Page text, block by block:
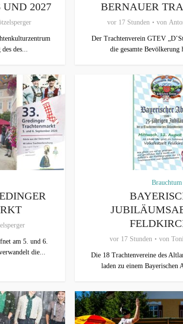
UND 2027
des...
BERNAUER
vor 17 Stunden von
Der Trachtenverein GTEV
die gesamte Bevölkerung
am 5. und 6.
die...
Brauchtum
vor 17 Stunden von
Die 18 Trachtenvereine des
laden zu einem Bayerischen